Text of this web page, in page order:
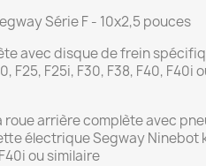
Série F - 10x2,5 pouces
avec disque de frein
F25, F25i, F30, F38, F40, F40i
roue arrière complète avec
électrique Segway Ninebot
ou similaire